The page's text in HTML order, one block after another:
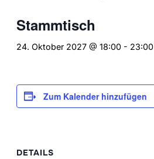
Stammtisch
24. Oktober 2027 @ 18:00 - 23:00
Zum Kalender hinzufügen
DETAILS